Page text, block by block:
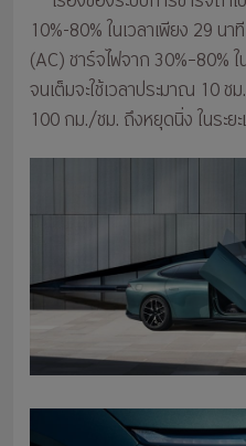
10%-80% ในเวลาเพียง 29 น
(AC) ชาร์จไฟจาก 30%–80% ใ
จนเต็มจะใช้เวลาประมาณ 10
100 กม./ชม. ถึงหยุดนิ่ง ในระย